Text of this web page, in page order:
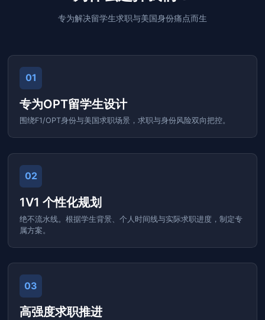
专为解决留学生求职与美国身份痛点而生
01
专为OPT留学生设计
围绕F1/OPT身份与美国求职场景，求职与身份风险双向把控。
02
1V1 个性化规划
绝不流水线。根据学生背景、个人时间线与实际求职进度，制定专
属方案。
03
高强度求职推进